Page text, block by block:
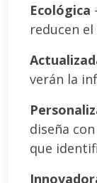
Ecológica
reducen
verán la
diseña
que